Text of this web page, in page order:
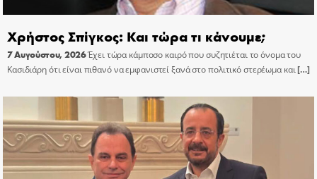
Χρήστος Σπίγκος: Και τώρα τι κάνουμε;
7 Αυγούστου, 2026Έχει τώρα κάμποσο καιρό που συζητιέται το όνομα του
Κασιδιάρη ότι είναι πιθανό να εμφανιστεί ξανά στο πολιτικό στερέωμα και[…]